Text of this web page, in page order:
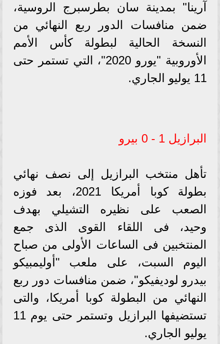
آرينا" بمدينة سان بطرسبرج الروسية،
ضمن منافسات الدور ربع النهائي من
النسخة الحالية لبطولة كأس الأمم
الأوروبية "يورو 2020"، التي تستمر حتى
11 يوليو الجاري.
البرازيل 1 - 0 بيرو
تأهل منتخب البرازيل إلى نصف نهائي
بطولة كوبا أمريكا 2021، بعد فوزه
الصعب على نظيره التشيلي بهدف
وحيد، فى اللقاء القوى الذى جمع
المنتخبين فى الساعات الأولى من صباح
اليوم السبت، على ملعب "أوليمبيكو
بيدرو لوديفيكو"، ضمن منافسات دور ربع
النهائي من البطولة كوبا أمريكا، والتى
تستضيفها البرازيل وتستمر حتى يوم 11
يوليو الجاري.